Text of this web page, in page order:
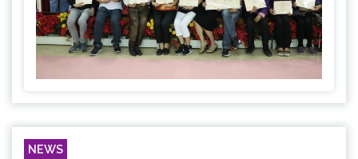
NEWS